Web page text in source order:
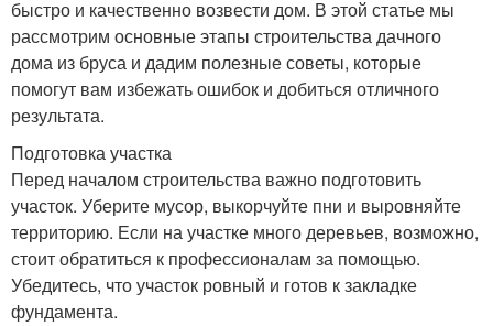
быстро и качественно возвести дом. В этой статье мы
рассмотрим основные этапы строительства дачного
дома из бруса и дадим полезные советы, которые
помогут вам избежать ошибок и добиться отличного
результата.
Подготовка участка
Перед началом строительства важно подготовить
участок. Уберите мусор, выкорчуйте пни и выровняйте
территорию. Если на участке много деревьев, возможно,
стоит обратиться к профессионалам за помощью.
Убедитесь, что участок ровный и готов к закладке
фундамента.